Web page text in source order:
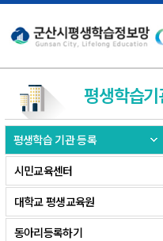
평생학습
평생학습 기관 등록
시민교육센터
대학교 평생교육원
동아리등록하기